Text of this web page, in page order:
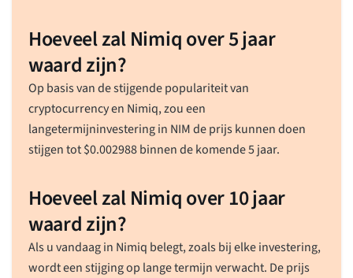
Hoeveel zal Nimiq over 5 jaar
waard zijn?
Op basis van de stijgende populariteit van
cryptocurrency en Nimiq, zou een
langetermijninvestering in NIM de prijs kunnen doen
stijgen tot$0.002988binnen de komende 5 jaar.
Hoeveel zal Nimiq over 10 jaar
waard zijn?
Als u vandaag in Nimiq belegt, zoals bij elke investering,
wordt een stijging op lange termijn verwacht. De prijs